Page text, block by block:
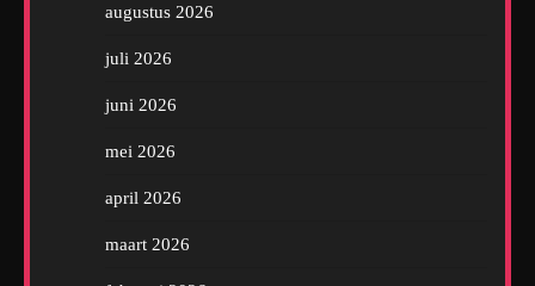
augustus 2026
juli 2026
juni 2026
mei 2026
april 2026
maart 2026